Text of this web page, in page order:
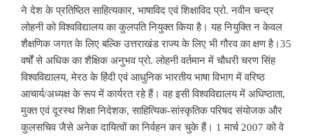
ने देश के प्रतिष्ठित साहित्यकार, भाषाविद एवं शिक्षाविद प्रो. नवीन चन्द्र
लोहनी को विश्वविद्यालय का कुलपति नियुक्त किया है। यह नियुक्ति न केवल
शैक्षणिक जगत के लिए बल्कि उत्तराखंड राज्य के लिए भी गौरव का क्षण है।35
वर्षों से अधिक का शैक्षिक अनुभव प्रो. लोहनी वर्तमान में चौधरी चरण सिंह
विश्वविद्यालय, मेरठ के हिंदी एवं आधुनिक भारतीय भाषा विभाग में वरिष्ठ
आचार्य/अध्यक्ष के रूप में कार्यरत रहे हैं। वह इसी विश्वविद्यालय में अधिष्ठाता,
मुक्त एवं दूरस्थ शिक्षा निदेशक, साहित्यिक-सांस्कृतिक परिषद संयोजक और
कुलसचिव जैसे अनेक दायित्वों का निर्वहन कर चुके हैं। 1 मार्च 2007 को वे